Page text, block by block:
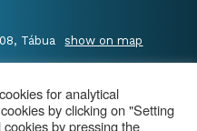
Tábua show on map
tabua.ptfor analytical
by clicking on "Setting
by pressing the